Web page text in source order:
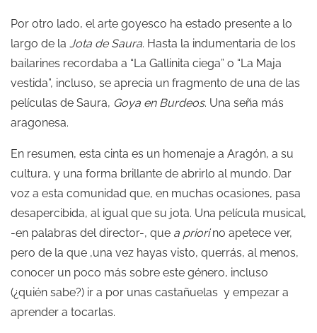
Por otro lado, el arte goyesco ha estado presente a lo
largo de la Jota de Saura. Hasta la indumentaria de los
bailarines recordaba a “La Gallinita ciega” o “La Maja
vestida”, incluso, se aprecia un fragmento de una de las
películas de Saura, Goya en Burdeos. Una seña más
aragonesa.
En resumen, esta cinta es un homenaje a Aragón, a su
cultura, y una forma brillante de abrirlo al mundo. Dar
voz a esta comunidad que, en muchas ocasiones, pasa
desapercibida, al igual que su jota. Una película musical,
-en palabras del director-, que a priorino apetece ver,
pero de la que ,una vez hayas visto, querrás, al menos,
conocer un poco más sobre este género, incluso
(¿quién sabe?) ir a por unas castañuelas y empezar a
aprender a tocarlas.